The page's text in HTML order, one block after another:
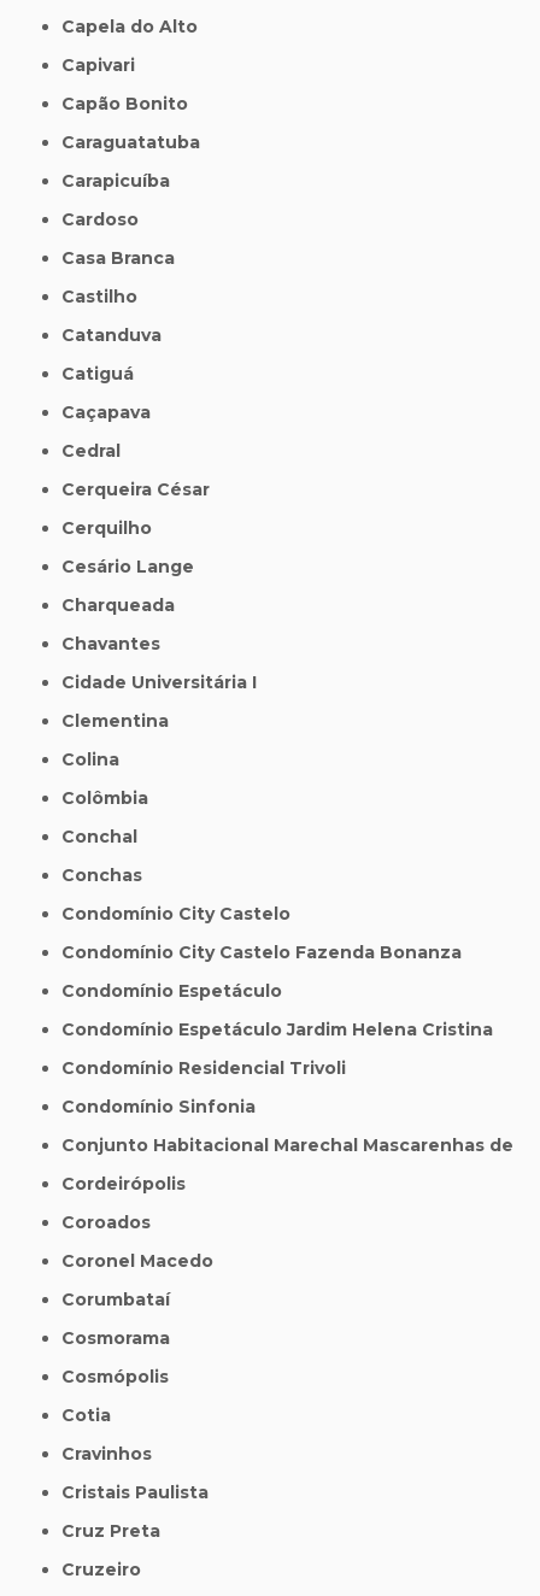
Capela do Alto
Capivari
Capão Bonito
Caraguatatuba
Carapicuíba
Cardoso
Casa Branca
Castilho
Catanduva
Catiguá
Caçapava
Cedral
Cerqueira César
Cerquilho
Cesário Lange
Charqueada
Chavantes
Cidade Universitária I
Clementina
Colina
Colômbia
Conchal
Conchas
Condomínio City Castelo
Condomínio City Castelo Fazenda Bonanza
Condomínio Espetáculo
Condomínio Espetáculo Jardim Helena Cristina
Condomínio Residencial Trivoli
Condomínio Sinfonia
Conjunto Habitacional Marechal Mascarenhas de
Cordeirópolis
Coroados
Coronel Macedo
Corumbataí
Cosmorama
Cosmópolis
Cotia
Cravinhos
Cristais Paulista
Cruz Preta
Cruzeiro